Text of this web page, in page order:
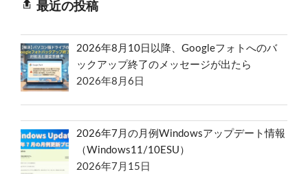
最近の投稿
2026年8月10日以降、Googleフォトへのバ
ックアップ終了のメッセージが出たら
2026年8月6日
2026年7月の月例Windowsアップデート情報
（Windows11/10ESU）
2026年7月15日